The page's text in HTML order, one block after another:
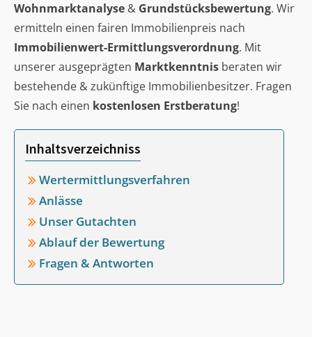
Wohnmarktanalyse & Grundstücksbewertung. Wir
ermitteln einen fairen Immobilienpreis nach
Immobilienwert-Ermittlungsverordnung. Mit
unserer ausgeprägten Marktkenntnis beraten wir
bestehende & zukünftige Immobilienbesitzer. Fragen
Sie nach einen kostenlosen Erstberatung!
Inhaltsverzeichniss
Wertermittlungsverfahren
Anlässe
Unser Gutachten
Ablauf der Bewertung
Fragen & Antworten